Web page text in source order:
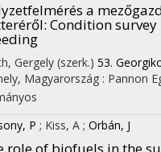
a
: Condition
Gergely (szerk.) 53.
Magyarország : Pannon
P ; Kiss, A ; Orbán, J